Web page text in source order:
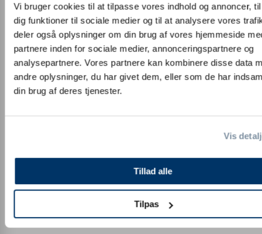
Vi bruger cookies til at tilpasse vores indhold og annoncer,
dig funktioner til sociale medier og til at analysere vores
deler også oplysninger om din brug af vores hjemmeside
partnere inden for sociale medier, annonceringspartnere og
analysepartnere. Vores partnere kan kombinere disse data
andre oplysninger, du har givet dem, eller som de har
din brug af deres tjenester.
Vis
Tillad alle
Tilpas
Tom
Fysioterapeut og chef for produktudvikling